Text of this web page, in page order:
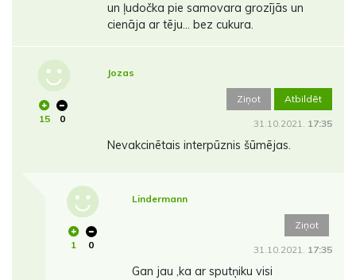
un ļudočka pie samovara grozījās un
cienāja ar tēju... bez cukura.
15 0
Jozas
Ziņot Atbildēt
31.10.2021. 17:35
Nevakcinētais interpūznis šūmējas.
1 0
Lindermann
Ziņot
31.10.2021. 17:35
Gan jau ,ka ar sputņiku visi